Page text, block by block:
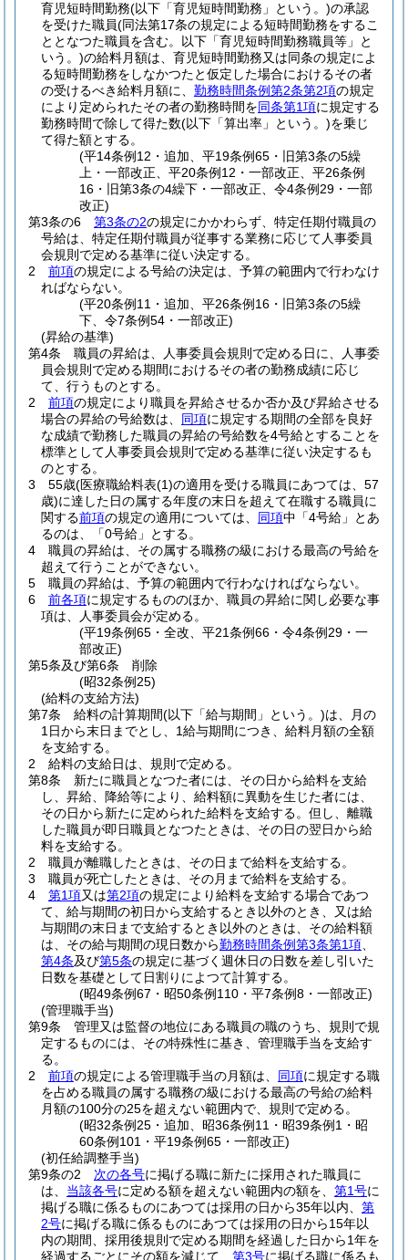
育児短時間勤務(以下「育児短時間勤務」という。)の承認
を受けた職員(同法第17条の規定による短時間勤務をするこ
ととなつた職員を含む。以下「育児短時間勤務職員等」と
いう。)の給料月額は、育児短時間勤務又は同条の規定によ
る短時間勤務をしなかつたと仮定した場合におけるその者
の受けるべき給料月額に、 勤務時間条例第2条第2項の規定
により定められたその者の勤務時間を同条第1項に規定する
勤務時間で除して得た数(以下「算出率」という。)を乗じ
て得た額とする。
(平14条例12・追加、平19条例65・旧第3条の5繰
上・一部改正、平20条例12・一部改正、平26条例
16・旧第3条の4繰下・一部改正、令4条例29・一部
改正)
第3条の6
第3条の2の規定にかかわらず、特定任期付職員の
号給は、特定任期付職員が従事する業務に応じて人事委員
会規則で定める基準に従い決定する。
2
前項の規定による号給の決定は、予算の範囲内で行わなけ
ればならない。
(平20条例11・追加、平26条例16・旧第3条の5繰
下、令7条例54・一部改正)
(昇給の基準)
第4条
職員の昇給は、人事委員会規則で定める日に、人事委
員会規則で定める期間におけるその者の勤務成績に応じ
て、行うものとする。
2
前項の規定により職員を昇給させるか否か及び昇給させる
場合の昇給の号給数は、 同項に規定する期間の全部を良好
な成績で勤務した職員の昇給の号給数を4号給とすることを
標準として人事委員会規則で定める基準に従い決定するも
のとする。
3
55歳(医療職給料表(1)の適用を受ける職員にあつては、57
歳)に達した日の属する年度の末日を超えて在職する職員に
関する前項の規定の適用については、 同項中「4号給」とあ
るのは、「0号給」とする。
4
職員の昇給は、その属する職務の級における最高の号給を
超えて行うことができない。
5
職員の昇給は、予算の範囲内で行わなければならない。
6
前各項に規定するもののほか、職員の昇給に関し必要な事
項は、人事委員会が定める。
(平19条例65・全改、平21条例66・令4条例29・一
部改正)
第5条及び第6条
削除
(昭32条例25)
(給料の支給方法)
第7条
給料の計算期間(以下「給与期間」という。)は、月の
1日から末日までとし、1給与期間につき、給料月額の全額
を支給する。
2
給料の支給日は、規則で定める。
第8条
新たに職員となつた者には、その日から給料を支給
し、昇給、降給等により、給料額に異動を生じた者には、
その日から新たに定められた給料を支給する。 但し、離職
した職員が即日職員となつたときは、その日の翌日から給
料を支給する。
2
職員が離職したときは、その日まで給料を支給する。
3
職員が死亡したときは、その月まで給料を支給する。
4
第1項又は第2項の規定により給料を支給する場合であつ
て、給与期間の初日から支給するとき以外のとき、又は給
与期間の末日まで支給するとき以外のときは、その給料額
は、その給与期間の現日数から勤務時間条例第3条第1項
第4条及び第5条の規定に基づく週休日の日数を差し引いた
日数を基礎として日割りによつて計算する。
(昭49条例67・昭50条例110・平7条例8・一部改正)
(管理職手当)
第9条
管理又は監督の地位にある職員の職のうち、規則で規
定するものには、その特殊性に基き、管理職手当を支給す
る。
2
前項の規定による管理職手当の月額は、 同項に規定する職
を占める職員の属する職務の級における最高の号給の給料
月額の100分の25を超えない範囲内で、規則で定める。
(昭32条例25・追加、昭36条例11・昭39条例1・昭
60条例101・平19条例65・一部改正)
(初任給調整手当)
第9条の2
次の各号に掲げる職に新たに採用された職員に
は、 当該各号に定める額を超えない範囲内の額を、 第1号に
掲げる職に係るものにあつては採用の日から35年以内、 第
2号に掲げる職に係るものにあつては採用の日から15年以
内の期間、採用後規則で定める期間を経過した日から1年を
経過するごとにその額を減じて、 第3号に掲げる職に係るも